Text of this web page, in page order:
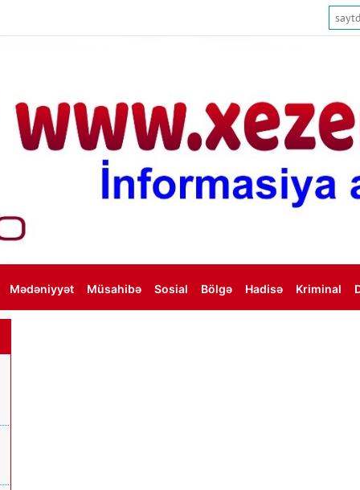
Mədəniyyət Müsahibə Sosial Bölgə Hadisə Kriminal